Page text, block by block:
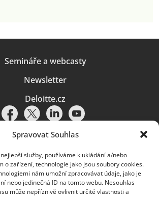
Spravovat Souhlas
služby, používáme k ukládání a/nebo
o zařízení, technologie jako jsou soubory cookies.
nám umožní zpracovávat údaje, jako je
nebo jedinečná ID na tomto webu. Nesouhlas
může nepříznivě ovlivnit určité vlastnosti a
Semináře a webcasty
Newsletter
Deloitte.cz
osobních údajů|Soubory cookies |
najdete vPravidlech používání.